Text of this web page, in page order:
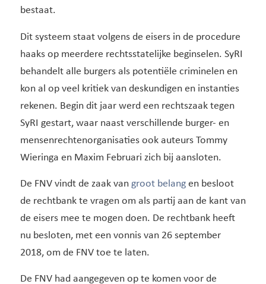
bestaat.
Dit systeem staat volgens de eisers in de procedure
haaks op meerdere rechtsstatelijke beginselen. SyRI
behandelt alle burgers als potentiële criminelen en
kon al op veel kritiek van deskundigen en instanties
rekenen. Begin dit jaar werd een rechtszaak tegen
SyRI gestart, waar naast verschillende burger- en
mensenrechtenorganisaties ook auteurs Tommy
Wieringa en Maxim Februari zich bij aansloten.
De FNV vindt de zaak van groot belangen besloot
de rechtbank te vragen om als partij aan de kant van
de eisers mee te mogen doen. De rechtbank heeft
nu besloten, met een vonnis van 26 september
2018, om de FNV toe te laten.
De FNV had aangegeven op te komen voor de